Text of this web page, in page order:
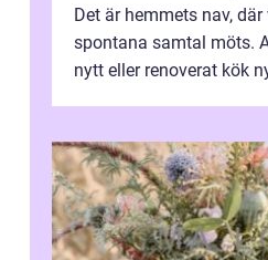
Det är hemmets nav,
spontana samtal möts.
nytt eller renoverat kök